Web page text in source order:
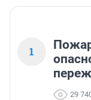
1
29